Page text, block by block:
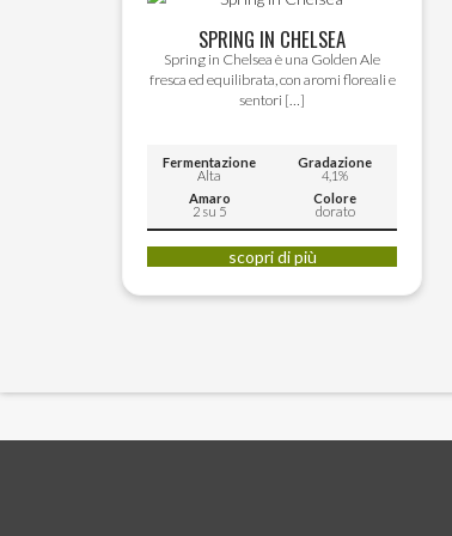
SPRING IN CHELSEA
Spring in Chelsea è una Golden Ale
fresca ed equilibrata, con aromi floreali e
sentori […]
Fermentazione
Alta
Gradazione
4,1%
Amaro
2 su 5
Colore
dorato
scopri di più
prodotto
Le